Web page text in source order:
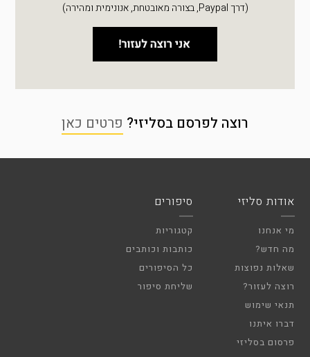
(דרך Paypal, בצורה מאובטחת, אנונימית ומהירה)
רוצה לפרסם בסליזי? פרטים כאן
אודות סליזי
מי אנחנו
מה חדש?
שאלות נפוצות
רוצה לעזור?
תנאי שימוש
דברו איתנו
פרסום בסליזי
סיפורים
קטגוריות
כותבות וכותבים
כל הסיפורים
שליחת סיפור